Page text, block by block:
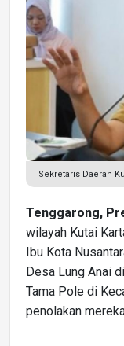
Sekretaris Daerah
Tenggarong,
wilayah Kutai
Ibu Kota
Desa Lung Anai
Tama Pole di
penolakan